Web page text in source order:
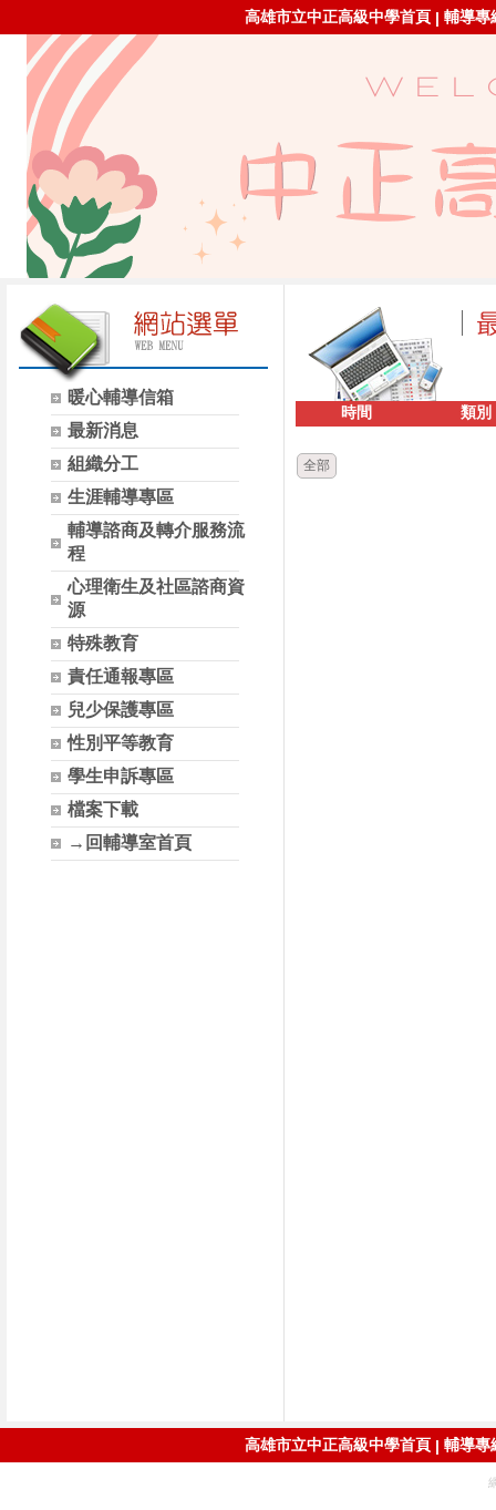
高雄市立中正高級中學首頁 | 輔導專
暖心輔導信箱
最新消息
組織分工
生涯輔導專區
輔導諮商及轉介服務流
程
心理衛生及社區諮商資
源
特殊教育
責任通報專區
兒少保護專區
性別平等教育
學生申訴專區
檔案下載
→回輔導室首頁
時間 類別
全部
高雄市立中正高級中學首頁 | 輔導專